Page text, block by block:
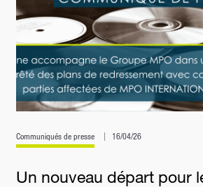
Communiqués de presse 16/04/26
Un nouveau départ pour